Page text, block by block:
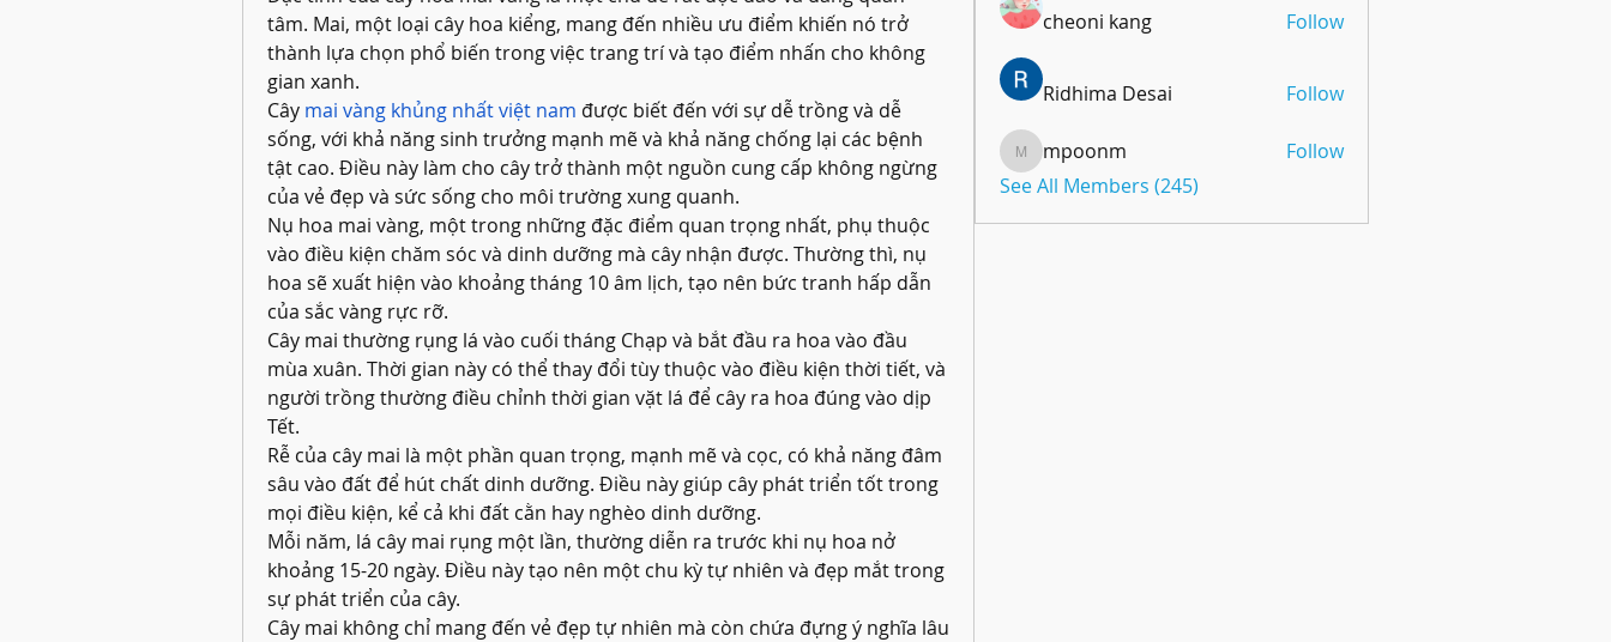
tâm. Mai, một loại cây hoa kiểng, mang đến nhiều ưu điểm khiến nó trở
thành lựa chọn phổ biến trong việc trang trí và tạo điểm nhấn cho không
gian xanh.
Cây mai vàng khủng nhất việt nam được biết đến với sự dễ trồng và dễ
sống, với khả năng sinh trưởng mạnh mẽ và khả năng chống lại các bệnh
tật cao. Điều này làm cho cây trở thành một nguồn cung cấp không ngừng
của vẻ đẹp và sức sống cho môi trường xung quanh.
Nụ hoa mai vàng, một trong những đặc điểm quan trọng nhất, phụ thuộc
vào điều kiện chăm sóc và dinh dưỡng mà cây nhận được. Thường thì, nụ
hoa sẽ xuất hiện vào khoảng tháng 10 âm lịch, tạo nên bức tranh hấp dẫn
của sắc vàng rực rỡ.
Cây mai thường rụng lá vào cuối tháng Chạp và bắt đầu ra hoa vào đầu
mùa xuân. Thời gian này có thể thay đổi tùy thuộc vào điều kiện thời tiết, và
người trồng thường điều chỉnh thời gian vặt lá để cây ra hoa đúng vào dịp
Tết.
Rễ của cây mai là một phần quan trọng, mạnh mẽ và cọc, có khả năng đâm
sâu vào đất để hút chất dinh dưỡng. Điều này giúp cây phát triển tốt trong
mọi điều kiện, kể cả khi đất cằn hay nghèo dinh dưỡng.
Mỗi năm, lá cây mai rụng một lần, thường diễn ra trước khi nụ hoa nở
khoảng 15-20 ngày. Điều này tạo nên một chu kỳ tự nhiên và đẹp mắt trong
sự phát triển của cây.
Cây mai không chỉ mang đến vẻ đẹp tự nhiên mà còn chứa đựng ý nghĩa lâu
cheoni kang Follow
Ridhima Desai Follow
mpoonm
mpoonm
Follow
See All Members (245)